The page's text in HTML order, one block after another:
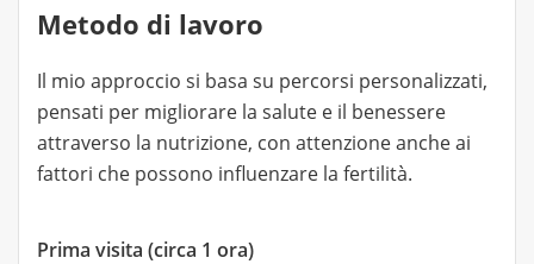
Metodo di lavoro
Il mio approccio si basa su percorsi personalizzati,
pensati per migliorare la salute e il benessere
attraverso la nutrizione, con attenzione anche ai
fattori che possono influenzare la fertilità.
Prima visita (circa 1 ora)